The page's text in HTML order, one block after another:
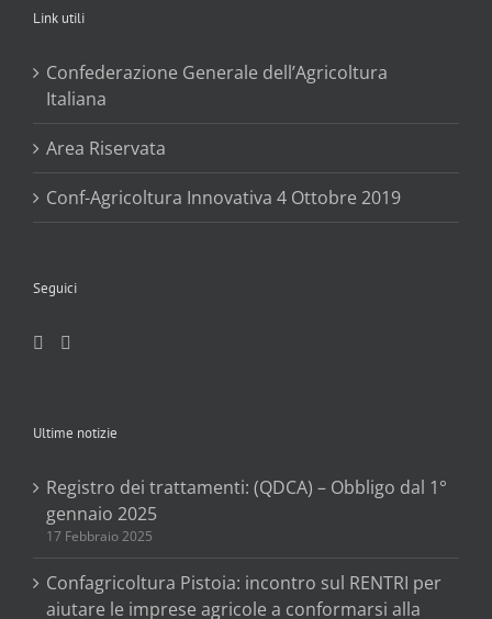
Link utili
Confederazione Generale dell’Agricoltura
Italiana
Area Riservata
Conf-Agricoltura Innovativa 4 Ottobre 2019
Seguici
Ultime notizie
Registro dei trattamenti: (QDCA) – Obbligo dal 1°
gennaio 2025
17 Febbraio 2025
Confagricoltura Pistoia: incontro sul RENTRI per
aiutare le imprese agricole a conformarsi alla